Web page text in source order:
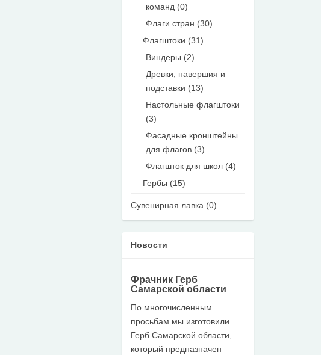
команд (0)
Флаги стран (30)
Флагштоки (31)
Виндеры (2)
Древки, навершия и
подставки (13)
Настольные флагштоки
(3)
Фасадные кронштейны
для флагов (3)
Флагшток для школ (4)
Гербы (15)
Сувенирная лавка (0)
Новости
Фрачник Герб
Самарской области
По многочисленным
просьбам мы изготовили
Герб Самарской области,
который предназначен